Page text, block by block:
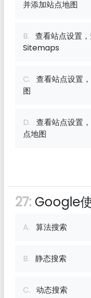
并添加站点地图
B. 查看站点设置
Sitemaps
C. 查看站点设置
图
D. 查看站点设置
点地图
27: Google
A. 算法搜索
B. 静态搜索
C. 动态搜索